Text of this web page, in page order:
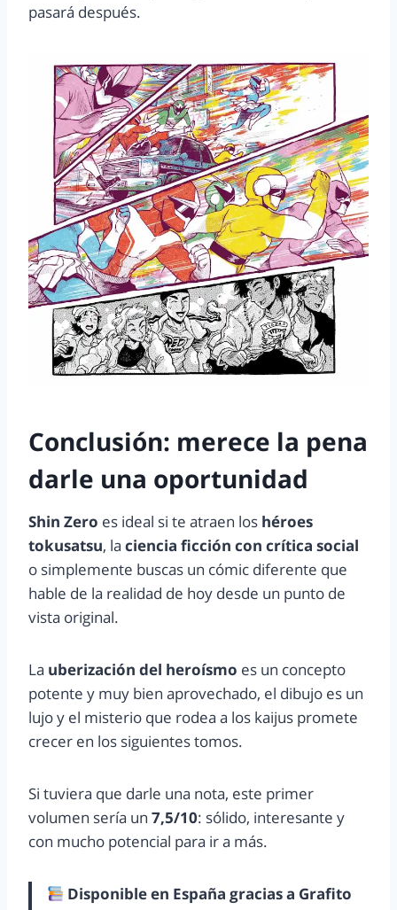
pasará después.
Conclusión: merece la pena
darle una oportunidad
Shin Zero es ideal si te atraen los héroes
tokusatsu, la ciencia ficción con crítica social
o simplemente buscas un cómic diferente que
hable de la realidad de hoy desde un punto de
vista original.
La uberización del heroísmo es un concepto
potente y muy bien aprovechado, el dibujo es un
lujo y el misterio que rodea a los kaijus promete
crecer en los siguientes tomos.
Si tuviera que darle una nota, este primer
volumen sería un 7,5/10: sólido, interesante y
con mucho potencial para ir a más.
Disponible en España gracias a Grafito